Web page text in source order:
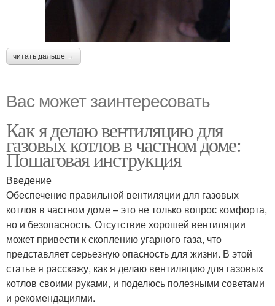
читать дальше →
Вас может заинтересовать
Как я делаю вентиляцию для
газовых котлов в частном доме:
Пошаговая инструкция
Введение
Обеспечение правильной вентиляции для газовых
котлов в частном доме – это не только вопрос комфорта,
но и безопасность. Отсутствие хорошей вентиляции
может привести к скоплению угарного газа, что
представляет серьезную опасность для жизни. В этой
статье я расскажу, как я делаю вентиляцию для газовых
котлов своими руками, и поделюсь полезными советами
и рекомендациями.